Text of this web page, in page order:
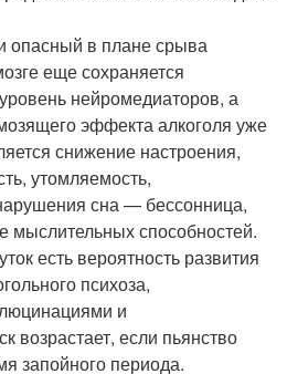
опасный в плане срыва
еще сохраняется
нейромедиаторов, а
эффекта алкоголя уже
снижение настроения,
утомляемость,
сна — бессонница,
способностей.
есть вероятность развития
психоза,
и
возрастает, если пьянство
запойного периода.